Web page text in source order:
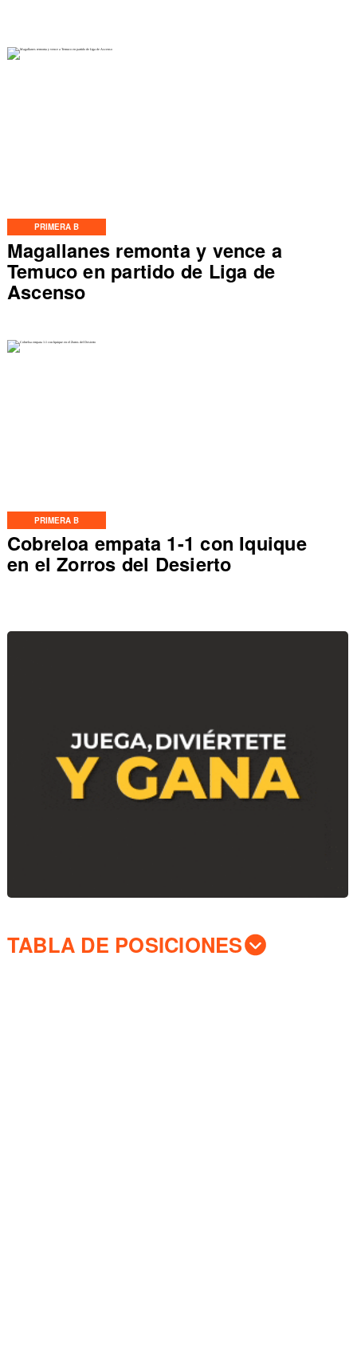
PRIMERA B
Magallanes remonta y vence a
Temuco en partido de Liga de
Ascenso
PRIMERA B
Cobreloa empata 1-1 con Iquique
en el Zorros del Desierto
TABLA DE POSICIONES